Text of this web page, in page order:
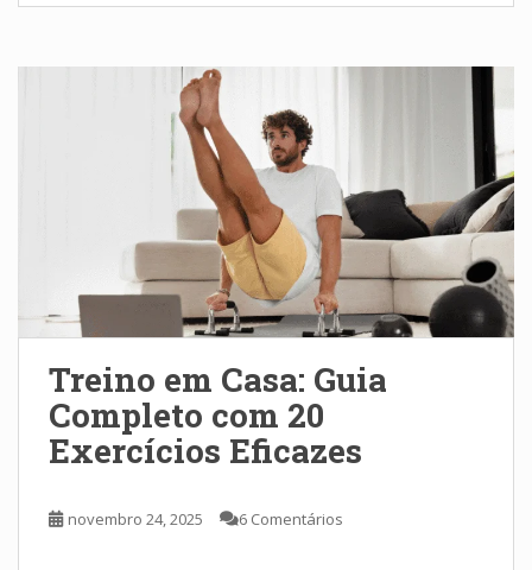
Treino em Casa: Guia
Completo com 20
Exercícios Eficazes
novembro 24, 2025 6 Comentários